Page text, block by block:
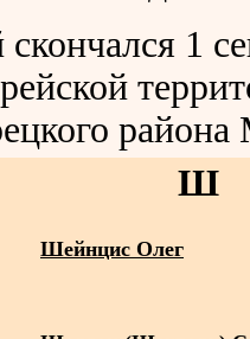
1
района
Ш
Шейнцис Олег